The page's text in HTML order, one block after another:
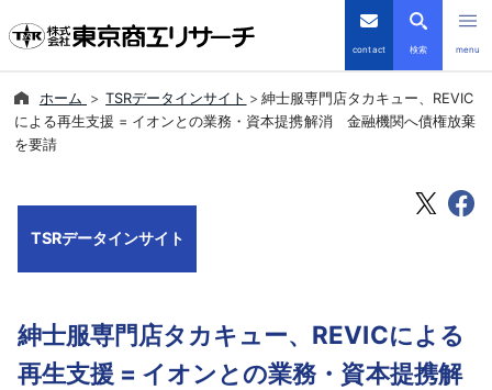
contact 検索 menu
倒産・注目企業情報
TSR-PLUS
会社案内
ホーム TSRデータインサイト
紳士服専門店タカキュー、REVIC
による再生支援 = イオンとの業務・資本提携解消 金融機関へ債権放棄
を要請
TSRデータインサイト
紳士服専門店タカキュー、REVICによる
再生支援 = イオンとの業務・資本提携解